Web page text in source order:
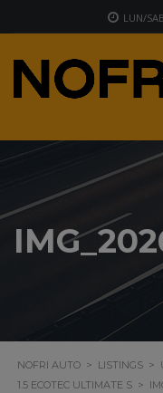
LUN/
NOFRI AUTO > LISTINGS >
1.5 ECOTEC ULTIMATE S >